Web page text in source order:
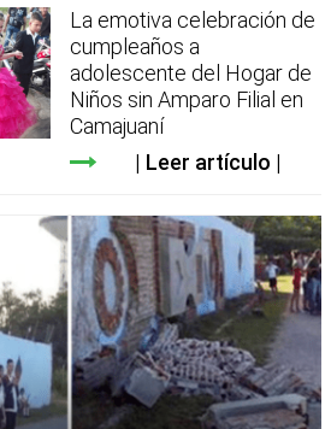
La emotiva celebración de
cumpleaños a
adolescente del Hogar de
Niños sin Amparo Filial en
Camajuaní
Leer artículo